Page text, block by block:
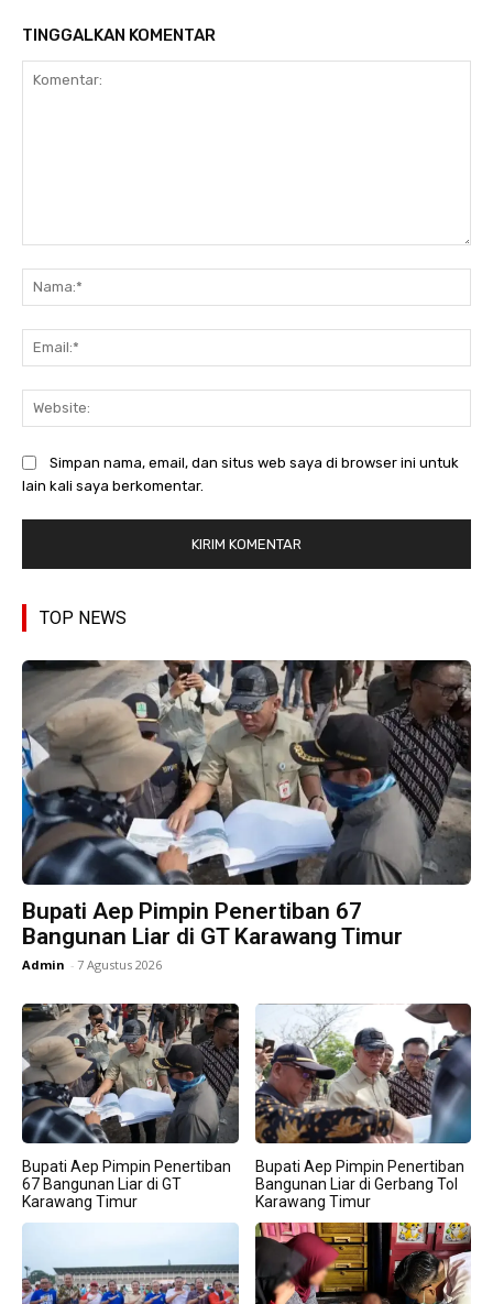
TINGGALKAN KOMENTAR
Simpan nama, email, dan situs web saya di browser ini untuk
lain kali saya berkomentar.
TOP NEWS
Bupati Aep Pimpin Penertiban 67
Bangunan Liar di GT Karawang Timur
Admin - 7 Agustus 2026
Bupati Aep Pimpin Penertiban
67 Bangunan Liar di GT
Karawang Timur
Bupati Aep Pimpin Penertiban
Bangunan Liar di Gerbang Tol
Karawang Timur